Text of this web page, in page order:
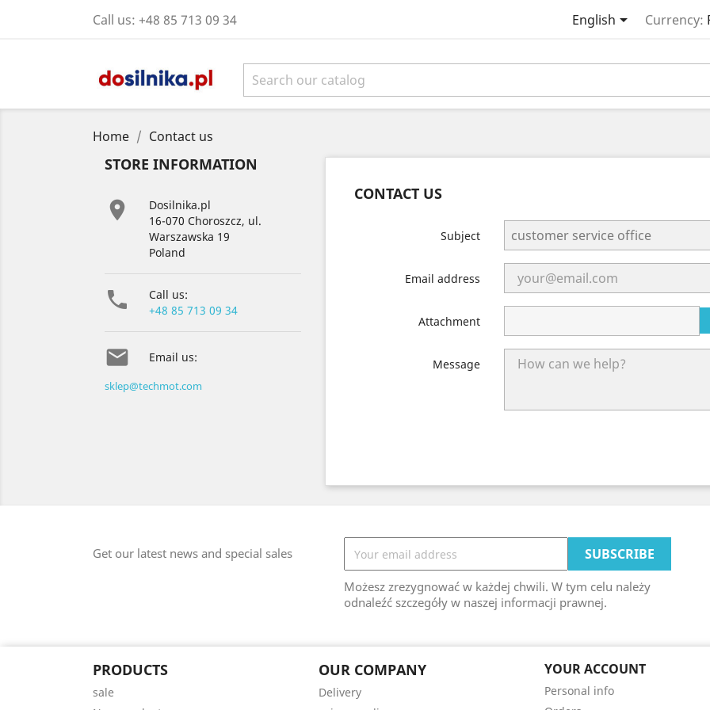
Call us: +48 85 713 09 34 English Currency:
Home Contact us
STORE INFORMATION

Dosilnika.pl
16-070 Choroszcz, ul.
Warszawska 19
Poland

Call us:
+48 85 713 09 34
 Email us:
sklep@techmot.com
CONTACT US
Subject
Email address
Attachment
Message
Get our latest news and special sales
Możesz zrezygnować w każdej chwili. W tym celu należy
odnaleźć szczegóły w naszej informacji prawnej.
PRODUCTS
sale
OUR COMPANY
Delivery
YOUR ACCOUNT
Personal info